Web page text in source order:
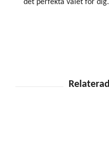
det perfekta valet för dig.